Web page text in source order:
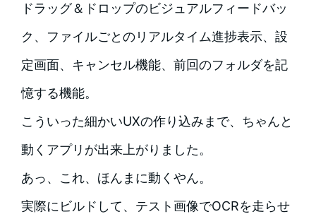
ドラッグ＆ドロップのビジュアルフィードバッ
ク、ファイルごとのリアルタイム進捗表示、設
定画面、キャンセル機能、前回のフォルダを記
憶する機能。
こういった細かいUXの作り込みまで、ちゃんと
動くアプリが出来上がりました。
あっ、これ、ほんまに動くやん。
実際にビルドして、テスト画像でOCRを走らせ